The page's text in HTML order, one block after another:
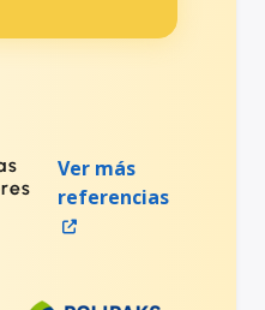
Ver más
referencias